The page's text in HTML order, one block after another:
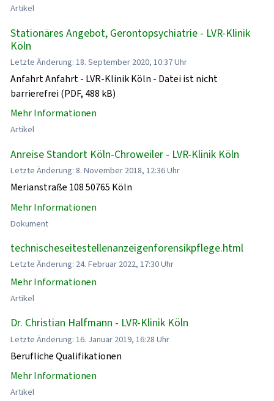
Artikel
Stationäres Angebot, Gerontopsychiatrie - LVR-Klinik
Köln
Letzte Änderung: 18. September 2020, 10:37 Uhr
Anfahrt Anfahrt - LVR-Klinik Köln - Datei ist nicht
barrierefrei (PDF, 488 kB)
Mehr Informationen
Artikel
Anreise Standort Köln-Chroweiler - LVR-Klinik Köln
Letzte Änderung: 8. November 2018, 12:36 Uhr
Merianstraße 108 50765 Köln
Mehr Informationen
Dokument
technischeseitestellenanzeigenforensikpflege.html
Letzte Änderung: 24. Februar 2022, 17:30 Uhr
Mehr Informationen
Artikel
Dr. Christian Halfmann - LVR-Klinik Köln
Letzte Änderung: 16. Januar 2019, 16:28 Uhr
Berufliche Qualifikationen
Mehr Informationen
Artikel